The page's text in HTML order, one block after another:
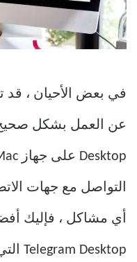
في بعض الأحيان ، قد
التواصل مع جهات
أي مشاكل ، فإليك
Telegram Desktop التي لا تعمل على Mac.